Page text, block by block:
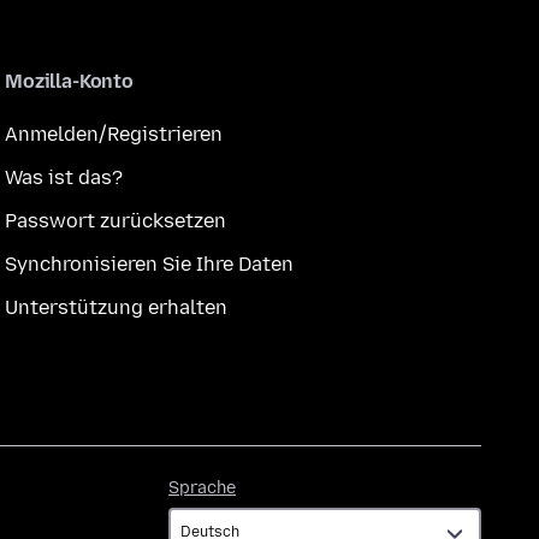
Mozilla-Konto
Anmelden/Registrieren
Was ist das?
Passwort zurücksetzen
Synchronisieren Sie Ihre Daten
Unterstützung erhalten
Sprache